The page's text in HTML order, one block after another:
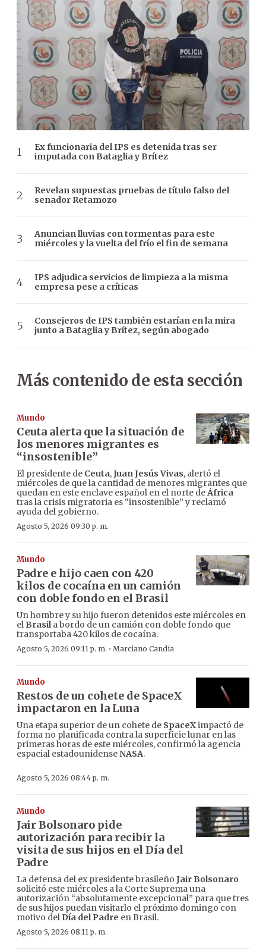
Ex funcionaria del IPS es detenida tras ser
imputada con Bataglia y Brítez
Revelan supuestas pruebas de título falso del
senador Retamozo
Anuncian lluvias con tormentas para este
miércoles y la vuelta del frío el fin de semana
IPS adjudica servicios de limpieza a la misma
empresa pese a críticas
Consejeros de IPS también estarían en la mira
junto a Bataglia y Brítez, según abogado
Más contenido de esta sección
Mundo
Ceuta alerta que la situación de
los menores migrantes es
“insostenible”
El presidente de Ceuta,Juan Jesús Vivas, alertó el
miércoles de que la cantidad de menores migrantes que
quedan en este enclave español en el norte deÁfrica
tras la crisis migratoria es “insostenible” y reclamó
ayuda del gobierno.
Agosto 5, 2026 09:30 p. m.
Mundo
Padre e hijo caen con 420
kilos de cocaína en un camión
con doble fondo en el Brasil
Un hombre y su hijo fueron detenidos este miércoles en
el Brasila bordo de un camión con doble fondo que
transportaba 420 kilos de cocaína.
Agosto 5, 2026 09:11 p. m. · Marciano Candia
Mundo
Restos de un cohete de SpaceX
impactaron en la Luna
Una etapa superior de un cohete de SpaceXimpactó de
forma no planificada contra la superficie lunar en las
primeras horas de este miércoles, confirmó la agencia
espacial estadounidenseNASA.
Agosto 5, 2026 08:44 p. m.
Mundo
Jair Bolsonaro pide
autorización para recibir la
visita de sus hijos en el Día del
Padre
La defensa del ex presidente brasileño Jair Bolsonaro
solicitó este miércoles a la Corte Suprema una
autorización “absolutamente excepcional” para que tres
de sus hijos puedan visitarlo el próximo domingo con
motivo del Día del Padre en Brasil.
Agosto 5, 2026 08:11 p. m.